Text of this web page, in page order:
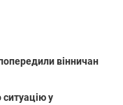
вінничан
у